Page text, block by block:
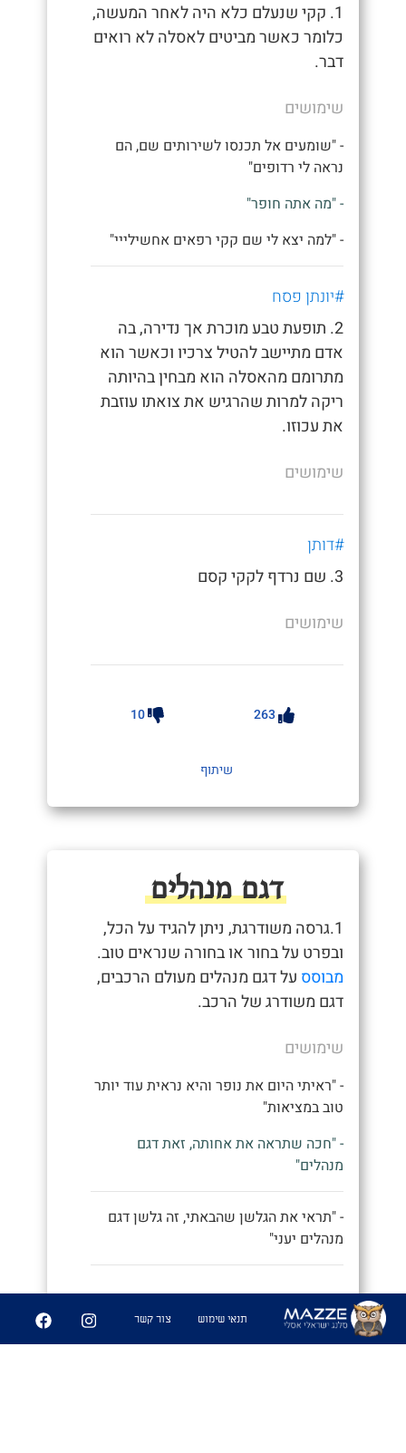
1. קקי שנעלם כלא היה לאחר המעשה,
כלומר כאשר מביטים לאסלה לא רואים
דבר.
שימושים
- "שומעים אל תכנסו לשירותים שם, הם
נראה לי רדופים"
- "מה אתה חופר"
- "למה יצא לי שם קקי רפאים אחשילייי"
#יונתן פסח
2. תופעת טבע מוכרת אך נדירה, בה
אדם מתיישב להטיל צרכיו וכאשר הוא
מתרומם מהאסלה הוא מבחין בהיותה
ריקה למרות שהרגיש את צואתו עוזבת
את עכוזו.
שימושים
#דותן
3. שם נרדף לקקי קסם
שימושים
263
10
שיתוף
דגם מנהלים
1.גרסה משודרגת, ניתן להגיד על הכל,
ובפרט על בחור או בחורה שנראים טוב.
מבוסס על דגם מנהלים מעולם הרכבים,
דגם משודרג של הרכב.
שימושים
- "ראיתי היום את נופר והיא נראית עוד יותר
טוב במציאות"
- "חכה שתראה את אחותה, זאת דגם
מנהלים"
- "תראי את הגלשן שהבאתי, זה גלשן דגם
מנהלים יעני"
9 תנאי שימוש צור קשר